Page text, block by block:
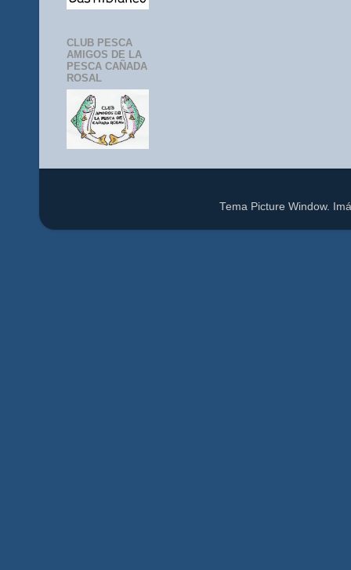
CLUB PESCA
AMIGOS DE LA
PESCA CAÑADA
ROSAL
Tema Picture Window.